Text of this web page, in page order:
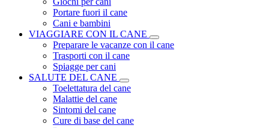
Portare fuori il cane
Cani e bambini
VIAGGIARE CON IL CANE
Preparare le vacanze con il cane
Trasporti con il cane
Spiagge per cani
SALUTE DEL CANE
Toelettatura del cane
Malattie del cane
Sintomi del cane
Cure di base del cane